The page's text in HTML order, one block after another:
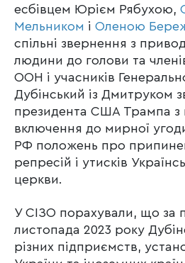
есбівцем Юрієм Рябухою,
Мельником і Оленою
спільні звернення з
людини до голови та
ООН і учасників
Дубінський із Дмитруком
президента США Трампа з
включення до мирної
РФ положень про
репресій і утисків
церкви.
У СІЗО порахували, що за
листопада 2023 року
різних підприємств,